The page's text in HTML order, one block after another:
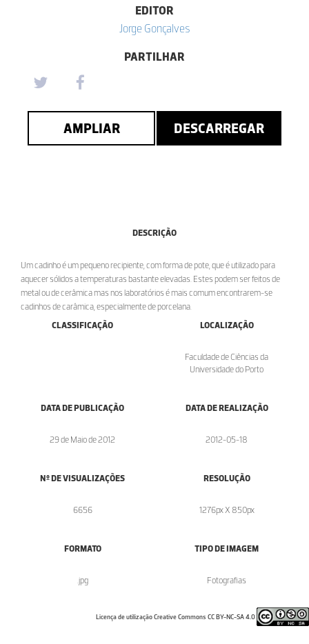
EDITOR
Jorge Gonçalves
PARTILHAR
AMPLIAR DESCARREGAR
DESCRIÇÃO
Um cadinho é um pequeno recipiente, com forma de pote, que é utilizado para
aquecer sólidos a temperaturas bastante elevadas. Estes podem ser feitos de
metal ou de cerâmica mas nos laboratórios é mais comum encontrarem-se
cadinhos de carâmica, especialmente de porcelana.
CLASSIFICAÇÃO
LOCALIZAÇÃO
Faculdade de Ciências da
Universidade do Porto
DATA DE PUBLICAÇÃO
29 de Maio de 2012
DATA DE REALIZAÇÃO
2012-05-18
Nº DE VISUALIZAÇÕES
6656
RESOLUÇÃO
1276px X 850px
FORMATO
.jpg
TIPO DE IMAGEM
Fotografias
Licença de utilização Creative Commons CC BY-NC-SA 4.0